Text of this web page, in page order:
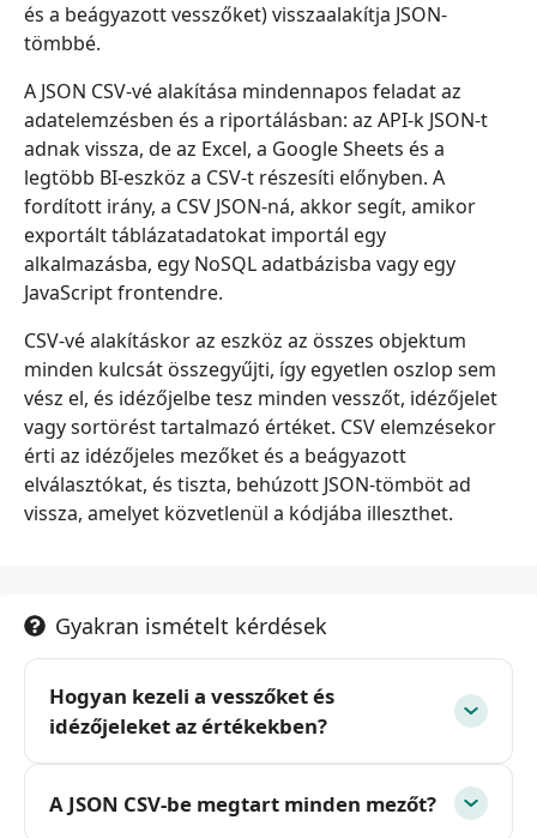
és a beágyazott vesszőket) visszaalakítja JSON-
tömbbé.
A JSON CSV-vé alakítása mindennapos feladat az
adatelemzésben és a riportálásban: az API-k JSON-t
adnak vissza, de az Excel, a Google Sheets és a
legtöbb BI-eszköz a CSV-t részesíti előnyben. A
fordított irány, a CSV JSON-ná, akkor segít, amikor
exportált táblázatadatokat importál egy
alkalmazásba, egy NoSQL adatbázisba vagy egy
JavaScript frontendre.
CSV-vé alakításkor az eszköz az összes objektum
minden kulcsát összegyűjti, így egyetlen oszlop sem
vész el, és idézőjelbe tesz minden vesszőt, idézőjelet
vagy sortörést tartalmazó értéket. CSV elemzésekor
érti az idézőjeles mezőket és a beágyazott
elválasztókat, és tiszta, behúzott JSON-tömböt ad
vissza, amelyet közvetlenül a kódjába illeszthet.
Gyakran ismételt kérdések
Hogyan kezeli a vesszőket és
idézőjeleket az értékekben?
A JSON CSV-be megtart minden mezőt?